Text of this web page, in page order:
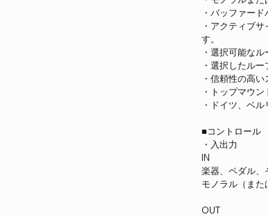
・バッファード
・アクティブ
す。
・選択可能な
・選択したル
・信頼性の高
・トップマウ
・ドイツ、ベル
■コントロール
・入出力
IN
楽器、ペダル、
モノラル（また
OUT